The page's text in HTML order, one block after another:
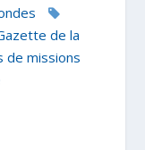
de la
de missions